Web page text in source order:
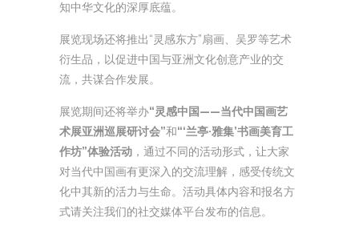
知中华文化的深厚底蕴。
展览现场还将推出“灵感东方”扇画、吴罗等艺术
衍生品，以促进中国与亚洲文化创意产业的交
流，共谋合作发展。
展览期间还将举办“灵感中国——当代中国画艺
术展亚洲巡展研讨会”和“‘兰亭·雅集’书画美育工
作坊”体验活动 ，通过不同的活动形式，让大家
对当代中国画有更深入的交流理解，感受传统文
化中其新的活力与生命。活动具体内容和报名方
式请关注我们的社交媒体平台发布的信息。